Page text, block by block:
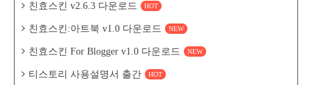
친효스킨 v2.6.3 다운로드 HOT
친효스킨:아트북 v1.0 다운로드 NEW
친효스킨 For Blogger v1.0 다운로드 NEW
티스토리 사용설명서 출간 HOT